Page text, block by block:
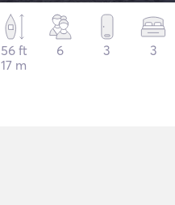
56 ft
17 m
6 3 3